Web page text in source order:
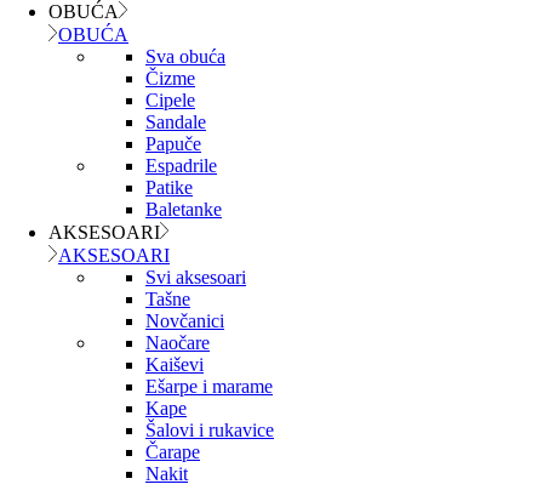
OBUĆA
OBUĆA
Sva obuća
Čizme
Cipele
Sandale
Papuče
Espadrile
Patike
Baletanke
AKSESOARI
AKSESOARI
Svi aksesoari
Tašne
Novčanici
Naočare
Kaiševi
Ešarpe i marame
Kape
Šalovi i rukavice
Čarape
Nakit